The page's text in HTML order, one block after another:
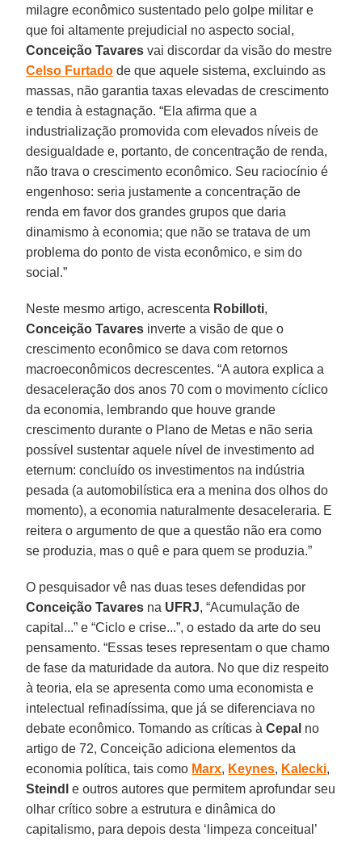
milagre econômico sustentado pelo golpe militar e
que foi altamente prejudicial no aspecto social,
Conceição Tavares vai discordar da visão do mestre
Celso Furtado de que aquele sistema, excluindo as
massas, não garantia taxas elevadas de crescimento
e tendia à estagnação. “Ela afirma que a
industrialização promovida com elevados níveis de
desigualdade e, portanto, de concentração de renda,
não trava o crescimento econômico. Seu raciocínio é
engenhoso: seria justamente a concentração de
renda em favor dos grandes grupos que daria
dinamismo à economia; que não se tratava de um
problema do ponto de vista econômico, e sim do
social.”
Neste mesmo artigo, acrescenta Robilloti,
Conceição Tavares inverte a visão de que o
crescimento econômico se dava com retornos
macroeconômicos decrescentes. “A autora explica a
desaceleração dos anos 70 com o movimento cíclico
da economia, lembrando que houve grande
crescimento durante o Plano de Metas e não seria
possível sustentar aquele nível de investimento ad
eternum: concluído os investimentos na indústria
pesada (a automobilística era a menina dos olhos do
momento), a economia naturalmente desaceleraria. E
reitera o argumento de que a questão não era como
se produzia, mas o quê e para quem se produzia.”
O pesquisador vê nas duas teses defendidas por
Conceição Tavares na UFRJ, “Acumulação de
capital...” e “Ciclo e crise...”, o estado da arte do seu
pensamento. “Essas teses representam o que chamo
de fase da maturidade da autora. No que diz respeito
à teoria, ela se apresenta como uma economista e
intelectual refinadíssima, que já se diferenciava no
debate econômico. Tomando as críticas àCepal no
artigo de 72, Conceição adiciona elementos da
economia política, tais como Marx, Keynes, Kalecki,
Steindl
e outros autores que permitem aprofundar seu
olhar crítico sobre a estrutura e dinâmica do
capitalismo, para depois desta ‘limpeza conceitual’